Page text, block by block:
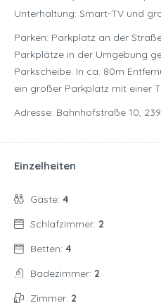
Unterhaltung: Smart-TV und
Parken: Parkplatz an der
Parkplätze in der Umgebung
Parkscheibe. In ca. 80m
ein großer Parkplatz mit einer
Adresse: Bahnhofstraße 10,
Einzelheiten
Gäste: 4
Schlafzimmer: 2
Betten: 4
Badezimmer: 2
Zimmer: 2